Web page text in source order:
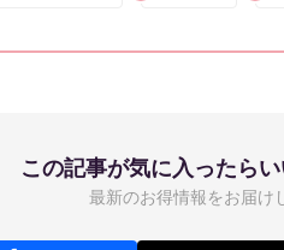
この記事が気に入ったら
最新のお得情報をお届け